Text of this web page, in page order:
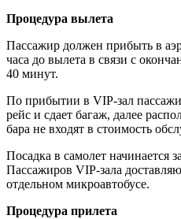
Процедура вылета
Пассажир должен прибыть в
часа до вылета в связи с
40 минут.
По прибытии в VIP-зал
рейс и сдает багаж, далее
бара не входят в стоимость
Посадка в самолет начинается
Пассажиров VIP-зала
отдельном микроавтобусе.
Процедура прилета